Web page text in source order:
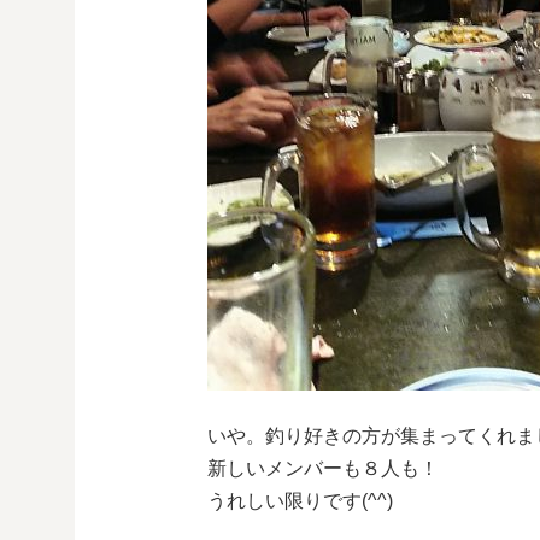
いや。釣り好きの方が集まってくれ
新しいメンバーも８人も！
うれしい限りです(^^)